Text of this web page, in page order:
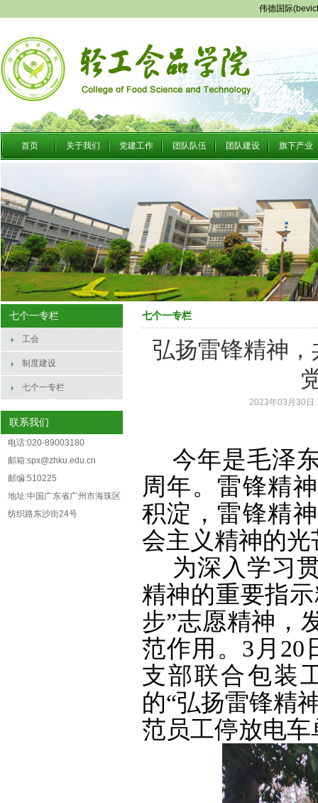
伟德国际
首页 关于我们 党建工作 团队队伍 团队建设 旗下产业
七个一专栏
工会
制度建设
七个一专栏
联系我们
电话:020-89003180
邮箱:spx@zhku.edu.cn
邮编:510225
地址:中国广东省广州市海珠区
纺织路东沙街24号
七个一专栏
弘扬雷锋精神
2023年03月30日
今年是毛泽
周年。雷锋精
积淀，雷锋精
会主义精神的
为深入学习
精神的重要指
步”志愿精神，
范作用。3月20
支部联合包装
的“弘扬雷锋精
范员工停放电